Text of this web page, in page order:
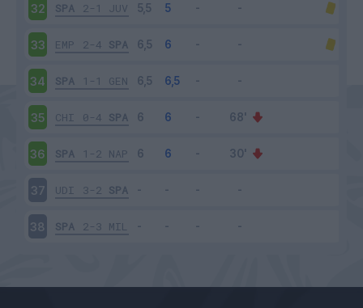
32 SPA 2-1 JUV
33 EMP 2-4 SPA
34 SPA 1-1 GEN
35 CHI 0-4 SPA
36 SPA 1-2 NAP
37 UDI 3-2 SPA
38 SPA 2-3 MIL